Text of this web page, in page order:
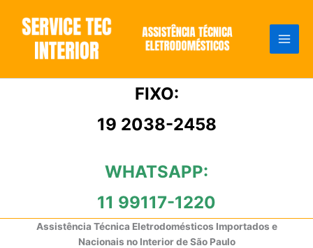
conteúdo
FIXO:
19 2038-2458
WHATSAPP:
11 99117-1220
Assistência Técnica Eletrodomésticos Importados e
Nacionais no Interior de São Paulo